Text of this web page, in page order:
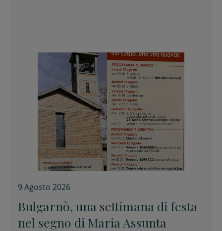
9 Agosto 2026
Bulgarnò, una settimana di festa
nel segno di Maria Assunta